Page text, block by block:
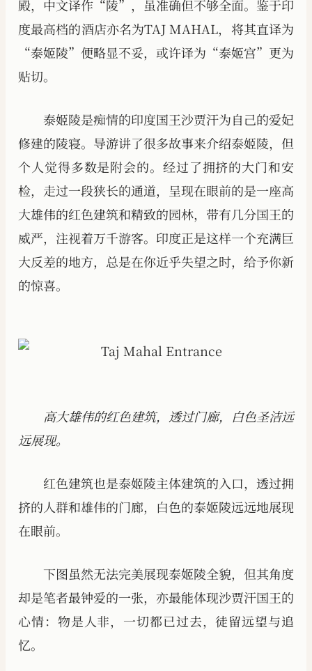
殿，中文译作“陵”，虽准确但不够全面。鉴于印
度最高档的酒店亦名为TAJ MAHAL，将其直译为
“泰姬陵”便略显不妥，或许译为“泰姬宫”更为
贴切。
泰姬陵是痴情的印度国王沙贾汗为自己的爱妃
修建的陵寝。导游讲了很多故事来介绍泰姬陵，但
个人觉得多数是附会的。经过了拥挤的大门和安
检，走过一段狭长的通道，呈现在眼前的是一座高
大雄伟的红色建筑和精致的园林，带有几分国王的
威严，注视着万千游客。印度正是这样一个充满巨
大反差的地方，总是在你近乎失望之时，给予你新
的惊喜。
高大雄伟的红色建筑，透过门廊，白色圣洁远
远展现。
红色建筑也是泰姬陵主体建筑的入口，透过拥
挤的人群和雄伟的门廊，白色的泰姬陵远远地展现
在眼前。
下图虽然无法完美展现泰姬陵全貌，但其角度
却是笔者最钟爱的一张，亦最能体现沙贾汗国王的
心情：物是人非，一切都已过去，徒留远望与追
忆。